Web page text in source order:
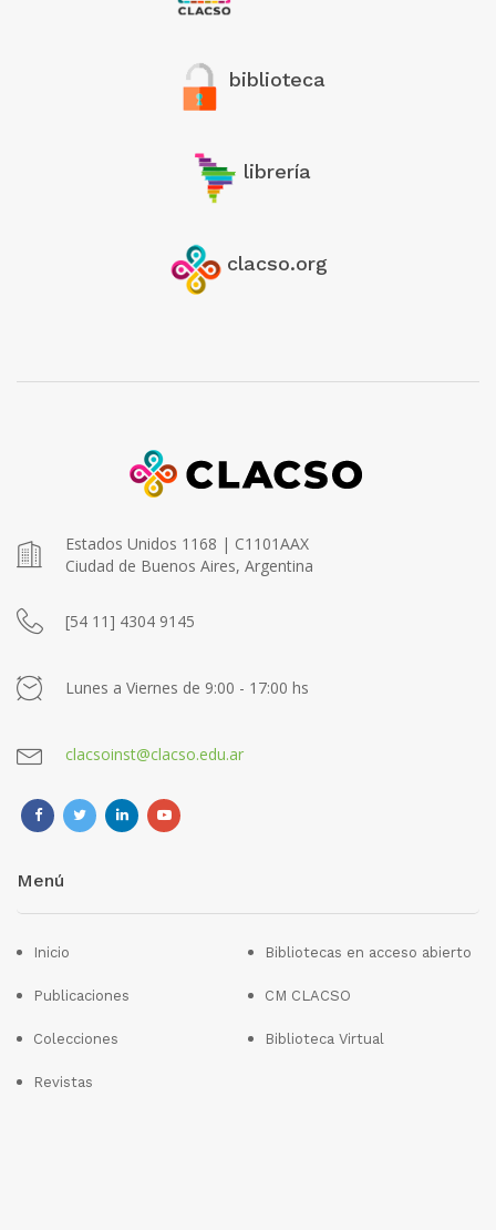
biblioteca
librería
clacso.org
Estados Unidos 1168 | C1101AAX
Ciudad de Buenos Aires, Argentina
[54 11] 4304 9145
Lunes a Viernes de 9:00 - 17:00 hs
clacsoinst@clacso.edu.ar
Menú
Inicio
Publicaciones
Colecciones
Revistas
Bibliotecas en acceso abierto
CM CLACSO
Biblioteca Virtual